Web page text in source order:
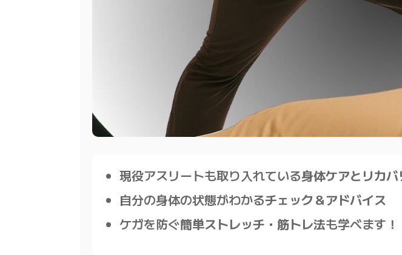
現役アスリートも取り入れている身体ケアとリカ
自分の身体の状態がわかるチェック＆アドバイス
ケガを防ぐ簡単ストレッチ・筋トレ法も学べます！